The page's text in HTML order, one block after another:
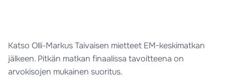
Katso Olli-Markus Taivaisen mietteet EM-keskimatkan
jälkeen. Pitkän matkan finaalissa tavoitteena on
arvokisojen mukainen suoritus.